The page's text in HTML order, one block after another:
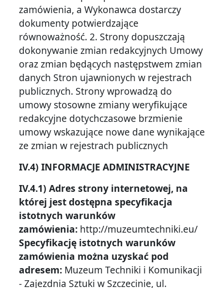
zamówienia, a Wykonawca dostarczy
dokumenty potwierdzające
równoważność. 2. Strony dopuszczają
dokonywanie zmian redakcyjnych Umowy
oraz zmian będących następstwem zmian
danych Stron ujawnionych w rejestrach
publicznych. Strony wprowadzą do
umowy stosowne zmiany weryfikujące
redakcyjne dotychczasowe brzmienie
umowy wskazujące nowe dane wynikające
ze zmian w rejestrach publicznych
IV.4) INFORMACJE ADMINISTRACYJNE
IV.4.1) Adres strony internetowej, na
której jest dostępna specyfikacja
istotnych warunków
zamówienia: http://muzeumtechniki.eu/
Specyfikację istotnych warunków
zamówienia można uzyskać pod
adresem: Muzeum Techniki i Komunikacji
- Zajezdnia Sztuki w Szczecinie, ul.